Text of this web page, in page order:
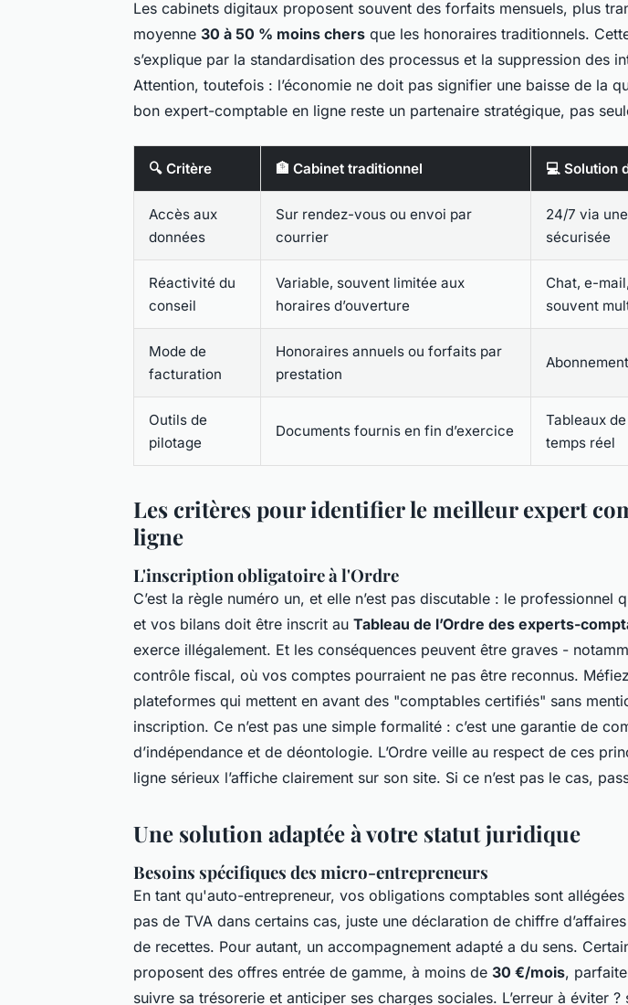
Les cabinets digitaux proposent souvent des forfaits mensuels, plus
moyenne 30 à 50 % moins chers que les honoraires traditionnels.
s’explique par la standardisation des processus et la suppression des
Attention, toutefois : l’économie ne doit pas signifier une baisse de la
bon expert-comptable en ligne reste un partenaire stratégique, pas
🔍 Critère 🏦 Cabinet traditionnel 💻 Solution
Accès aux
données
Sur rendez-vous ou envoi par
courrier
24/7 via
sécurisée
Réactivité du
conseil
Variable, souvent limitée aux
horaires d’ouverture
Chat, e-
souvent
Mode de
facturation
Honoraires annuels ou forfaits par
prestation
Outils de
pilotage
Documents fournis en fin d’exercice
Tableaux
temps réel
Les critères pour identifier le meilleur expert
ligne
L'inscription obligatoire à l'Ordre
C’est la règle numéro un, et elle n’est pas discutable : le professionnel
et vos bilans doit être inscrit au Tableau de l’Ordre des experts-
exerce illégalement. Et les conséquences peuvent être graves -
contrôle fiscal, où vos comptes pourraient ne pas être reconnus.
plateformes qui mettent en avant des "comptables certifiés" sans
inscription. Ce n’est pas une simple formalité : c’est une garantie de
d’indépendance et de déontologie. L’Ordre veille au respect de ces
ligne sérieux l’affiche clairement sur son site. Si ce n’est pas le cas,
Une solution adaptée à votre statut juridique
Besoins spécifiques des micro-entrepreneurs
En tant qu'auto-entrepreneur, vos obligations comptables sont
pas de TVA dans certains cas, juste une déclaration de chiffre
de recettes. Pour autant, un accompagnement adapté a du sens.
proposent des offres entrée de gamme, à moins de 30 €/mois,
suivre sa trésorerie et anticiper ses charges sociales. L’erreur à éviter